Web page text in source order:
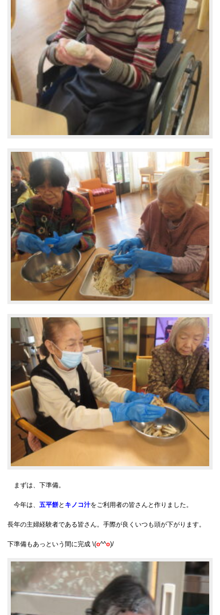
まずは、下準備。
今年は、 五平餅と キノコ汁をご利用者の皆さんと作りました。
長年の主婦経験者である皆さん。手際が良くいつも頭が下がります。
下準備もあっという間に完成 \(o^^o)/